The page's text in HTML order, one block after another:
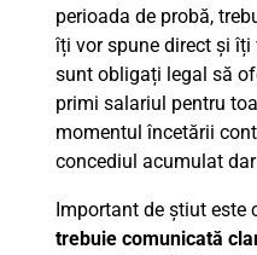
perioada de probă,
îți vor spune direct și îți
sunt obligați legal să
primi salariul pentru
momentul încetării
concediul acumulat
Important de știut este
trebuie comunicată